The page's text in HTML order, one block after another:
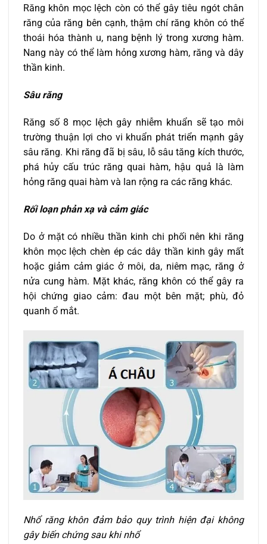
Răng khôn mọc lệch còn có thể gây tiêu ngót chân
răng của răng bên cạnh, thậm chí răng khôn có thể
thoái hóa thành u, nang bệnh lý trong xương hàm.
Nang này có thể làm hỏng xương hàm, răng và dây
thần kinh.
Sâu răng
Răng số 8 mọc lệch gây nhiễm khuẩn sẽ tạo môi
trường thuận lợi cho vi khuẩn phát triển mạnh gây
sâu răng. Khi răng đã bị sâu, lỗ sâu tăng kích thước,
phá hủy cấu trúc răng quai hàm, hậu quả là làm
hỏng răng quai hàm và lan rộng ra các răng khác.
Rối loạn phản xạ và cảm giác
Do ở mặt có nhiều thần kinh chi phối nên khi răng
khôn mọc lệch chèn ép các dây thần kinh gây mất
hoặc giảm cảm giác ở môi, da, niêm mạc, răng ở
nửa cung hàm. Mặt khác, răng khôn có thể gây ra
hội chứng giao cảm: đau một bên mặt; phù, đỏ
quanh ổ mắt.
Nhổ răng khôn đảm bảo quy trình hiện đại không
gây biến chứng sau khi nhổ